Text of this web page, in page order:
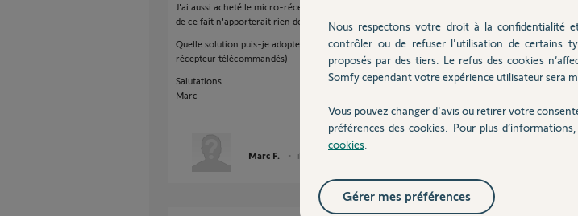
J'ai aussi acheté le micro-récepteur télécommandé. Serait il lui aussi sur le même canal et
de ce fait n'apporterait rien de plus que les prises (à l'exception de son rangement).
Quelle solution puis-je adopter pour piloter séparément ces 2 récepteurs (prises et micro
récepteur télécommandés)
Salutations
Marc
Marc F. il y a plus de 12 ans
Nous respectons votre droit à la confidentialité
contrôler ou de refuser l'utilisation de certains
proposés par des tiers. Le refus des cookies
Somfy cependant votre expérience utilisateur sera
Vous pouvez changer d'avis ou retirer votre
préférences des cookies. Pour plus
cookies
Gérer mes préférences